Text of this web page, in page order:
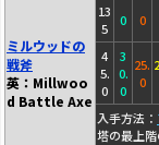
ミルウッドの
戦斧
英：Millwoo
d Battle Axe
13
5
0 0
4
5.
0
3
0.
0
25.
0
入手方法：
塔の最上